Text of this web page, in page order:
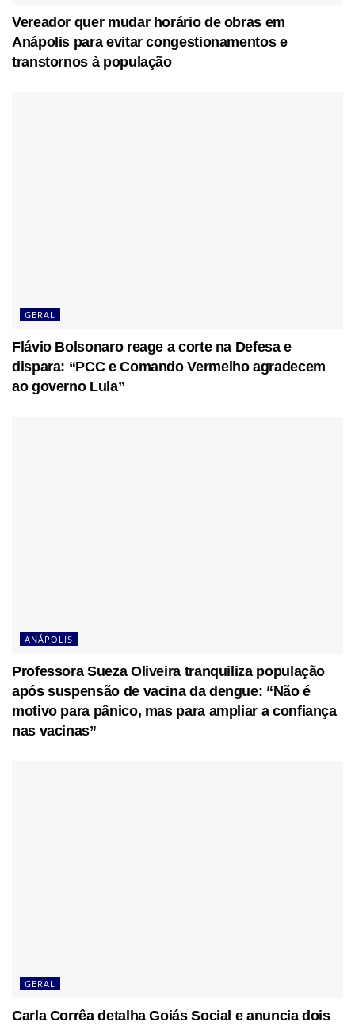
Vereador quer mudar horário de obras em
Anápolis para evitar congestionamentos e
transtornos à população
GERAL
Flávio Bolsonaro reage a corte na Defesa e
dispara: “PCC e Comando Vermelho agradecem
ao governo Lula”
ANÁPOLIS
Professora Sueza Oliveira tranquiliza população
após suspensão de vacina da dengue: “Não é
motivo para pânico, mas para ampliar a confiança
nas vacinas”
GERAL
Carla Corrêa detalha Goiás Social e anuncia dois